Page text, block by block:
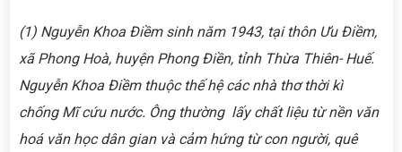
(1) Nguyễn Khoa Điềm sinh năm 1943, tại thôn Ưu Điềm,
xã Phong Hoà, huyện Phong Điền, tỉnh Thừa Thiên- Huế.
Nguyễn Khoa Điềm thuộc thế hệ các nhà thơ thời kì
chống Mĩ cứu nước. Ông thường lấy chất liệu từ nền văn
hoá văn học dân gian và cảm hứng từ con người, quê